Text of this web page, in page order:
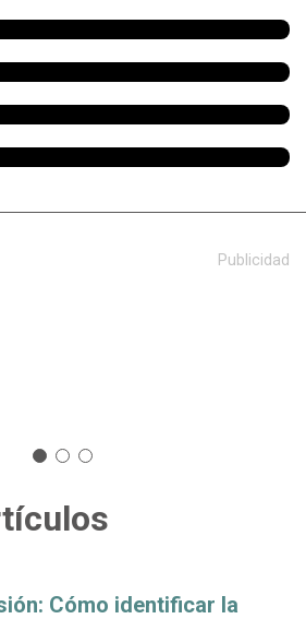
Publicidad
Cómo identificar la